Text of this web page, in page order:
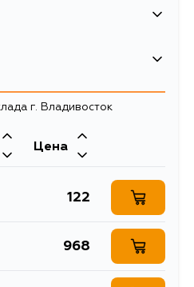
стабилизатора
г. Владивосток
Цена
122
968